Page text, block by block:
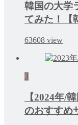
韓国の大学
てみた！【
63608 view
3
【2024年/
のおすすめ